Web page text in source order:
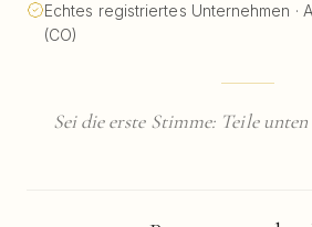
Echtes registriertes Unternehmen ·
(CO)
Sei die erste Stimme: Teile